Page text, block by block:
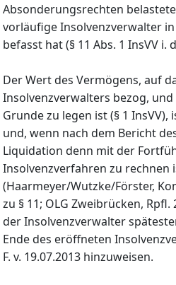
Absonderungsrechten
vorläufige Insolvenzverwalter
befasst hat (§ 11 Abs. 1 InsVV i.
Der Wert des Vermögens, auf
Insolvenzverwalters bezog,
Grunde zu legen ist (§ 1
und, wenn nach dem Bericht
Liquidation denn mit der
Insolvenzverfahren zu rechnen
(Haarmeyer/Wutzke/Förster,
zu § 11; OLG Zweibrücken,
der Insolvenzverwalter
Ende des eröffneten
F. v. 19.07.2013 hinzuweisen.